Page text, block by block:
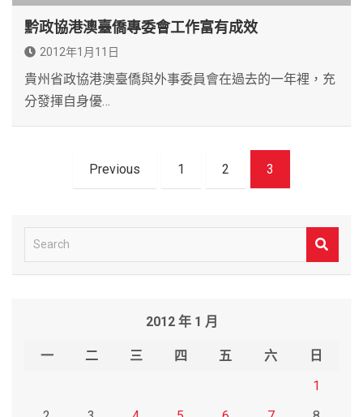
黔政協港澳臺僑專委會工作富有成效
2012年1月11日
貴州省政協港澳臺僑與外事委員會在過去的一年裡，充
分發揮自身優…
Previous 1 2 3
e
2012 年 1 月
一 二 三 四 五 六
日
1